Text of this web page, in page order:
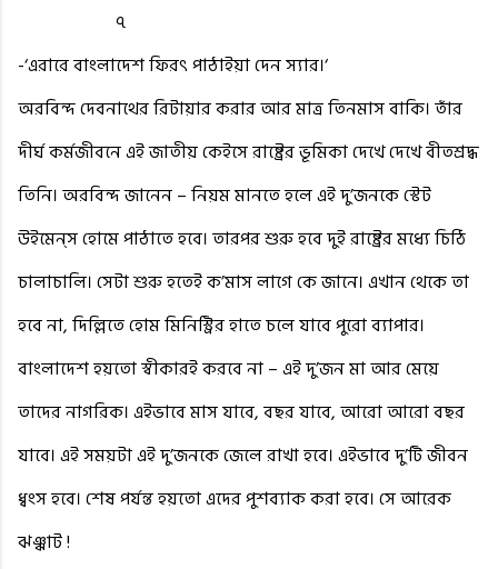
৭
-‘এরারে বাংলাদেশ ফিরৎ পাঠাইয়া দেন স্যার।‘
অরবিন্দ দেবনাথের রিটায়ার করার আর মাত্র তিনমাস বাকি। তাঁর
দীর্ঘ কর্মজীবনে এই জাতীয় কেইসে রাষ্ট্রের ভূমিকা দেখে দেখে বীতশ্রদ্ধ
তিনি। অরবিন্দ জানেন – নিয়ম মানতে হলে এই দু’জনকে স্টেট
উইমেন্‌স হোমে পাঠাতে হবে। তারপর শুরু হবে দুই রাষ্ট্রের মধ্যে চিঠি
চালাচালি। সেটা শুরু হতেই ক’মাস লাগে কে জানে। এখান থেকে তা
হবে না, দিল্লিতে হোম মিনিস্ট্রির হাতে চলে যাবে পুরো ব্যাপার।
বাংলাদেশ হয়তো স্বীকারই করবে না – এই দু’জন মা আর মেয়ে
তাদের নাগরিক। এইভাবে মাস যাবে, বছর যাবে, আরো আরো বছর
যাবে। এই সময়টা এই দু’জনকে জেলে রাখা হবে। এইভাবে দু’টি জীবন
ধ্বংস হবে। শেষ পর্যন্ত হয়তো এদের পুশব্যাক করা হবে। সে আরেক
ঝঞ্ঝাট !